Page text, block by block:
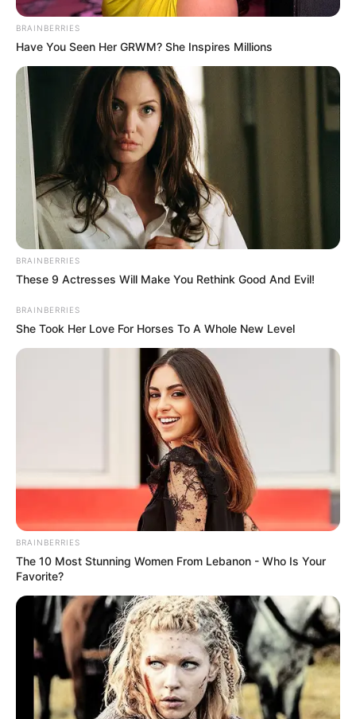
Κάθε πότε κληρώνει το Τζόκερ το 2026:
Συντάξεις Οκτωβρίου 2026: Πότε θα γίνει η
πληρωμή;
Συντάξεις Σεπτεμβρίου 2026 πληρωμή
Ακολουθήστε το evianews.com στο
News
ΤΑ ΠΙΟ ΔΗΜΟΦΙΛΗ
BRAINBERRIES
Have You Seen Her GRWM? She Inspires Millions
BRAINBERRIES
These 9 Actresses Will Make You Rethink Good And Evil!
BRAINBERRIES
She Took Her Love For Horses To A Whole New Level
BRAINBERRIES
The 10 Most Stunning Women From Lebanon - Who Is Your
Favorite?